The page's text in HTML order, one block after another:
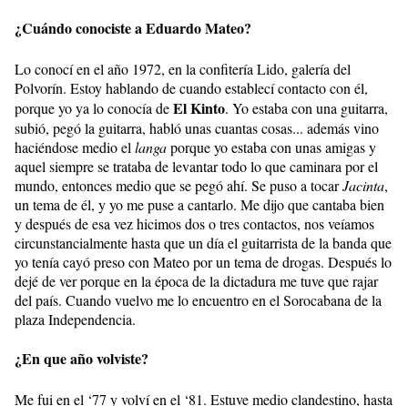
¿Cuándo conociste a Eduardo Mateo?
Lo conocí en el año 1972, en la confitería Lido, galería del
Polvorín. Estoy hablando de cuando establecí contacto con él,
porque yo ya lo conocía deEl Kinto. Yo estaba con una guitarra,
subió, pegó la guitarra, habló unas cuantas cosas... además vino
haciéndose medio ellangaporque yo estaba con unas amigas y
aquel siempre se trataba de levantar todo lo que caminara por el
mundo, entonces medio que se pegó ahí. Se puso a tocarJacinta,
un tema de él, y yo me puse a cantarlo. Me dijo que cantaba bien
y después de esa vez hicimos dos o tres contactos, nos veíamos
circunstancialmente hasta que un día el guitarrista de la banda que
yo tenía cayó preso con Mateo por un tema de drogas. Después lo
dejé de ver porque en la época de la dictadura me tuve que rajar
del país. Cuando vuelvo me lo encuentro en el Sorocabana de la
plaza Independencia.
¿En que año volviste?
Me fui en el ‘77 y volví en el ‘81. Estuve medio clandestino, hasta